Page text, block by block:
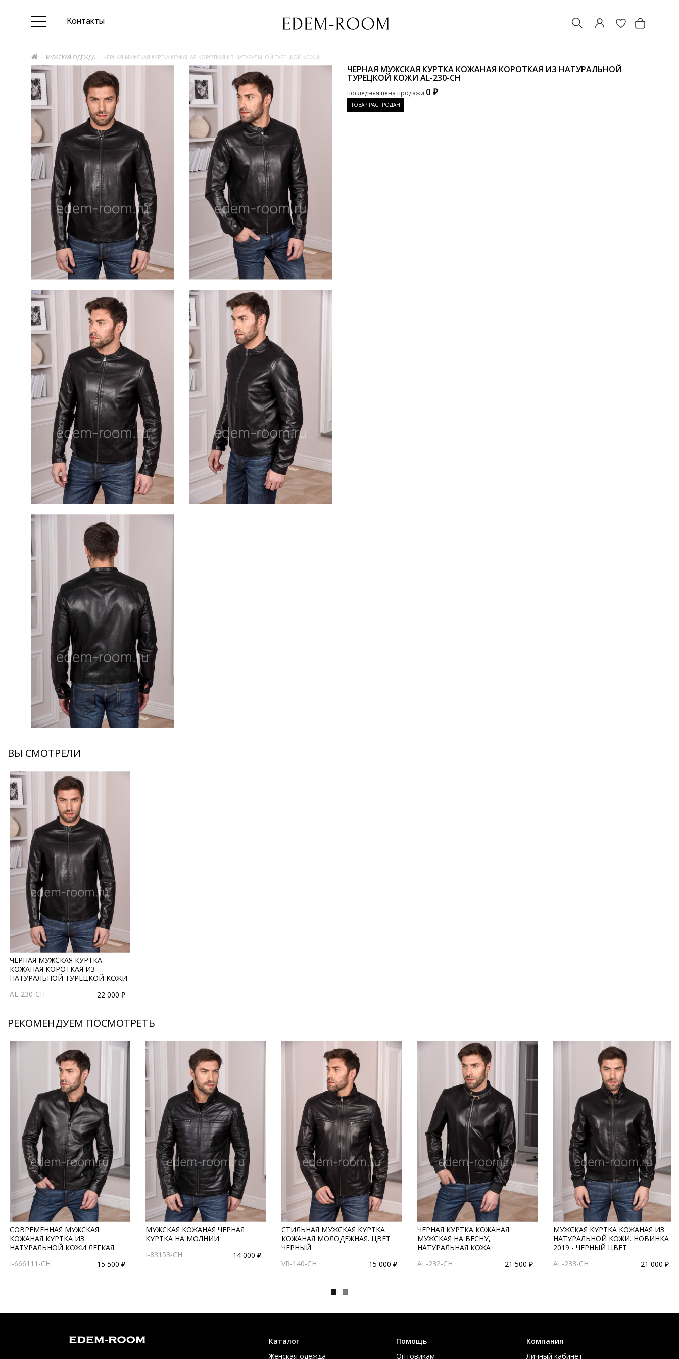
Контакты
МУЖСКАЯ ОДЕЖДА ЧЕРНАЯ МУЖСКАЯ КУРТКА КОЖАНАЯ КОРОТКАЯ ИЗ НАТУРАЛЬНОЙ ТУРЕЦКОЙ КОЖИ
ЧЕРНАЯ МУЖСКАЯ КУРТКА КОЖАНАЯ КОРОТКАЯ ИЗ НАТУРАЛЬНОЙ
ТУРЕЦКОЙ КОЖИ AL-230-CH
последняя цена продажи 0 ₽
ТОВАР РАСПРОДАН
ВЫ СМОТРЕЛИ
ЧЕРНАЯ МУЖСКАЯ КУРТКА
КОЖАНАЯ КОРОТКАЯ ИЗ
НАТУРАЛЬНОЙ ТУРЕЦКОЙ КОЖИ
AL-230-CH
22 000 ₽
РЕКОМЕНДУЕМ ПОСМОТРЕТЬ
СОВРЕМЕННАЯ МУЖСКАЯ
КОЖАНАЯ КУРТКА ИЗ
НАТУРАЛЬНОЙ КОЖИ ЛЕГКАЯ
I-666111-CH
15 500 ₽
МУЖСКАЯ КОЖАНАЯ ЧЕРНАЯ
КУРТКА НА МОЛНИИ
I-83153-CH
14 000 ₽
СТИЛЬНАЯ МУЖСКАЯ КУРТКА
КОЖАНАЯ МОЛОДЕЖНАЯ. ЦВЕТ
ЧЕРНЫЙ
VR-140-CH
15 000 ₽
ЧЕРНАЯ КУРТКА КОЖАНАЯ
МУЖСКАЯ НА ВЕСНУ,
НАТУРАЛЬНАЯ КОЖА
AL-232-CH
21 500 ₽
МУЖСКАЯ КУРТКА КОЖАНАЯ ИЗ
НАТУРАЛЬНОЙ КОЖИ. НОВИНКА
2019 - ЧЕРНЫЙ ЦВЕТ
AL-233-CH
21 000 ₽
Каталог
Женская одежда
Помощь
Оптовикам
Компания
Личный кабинет